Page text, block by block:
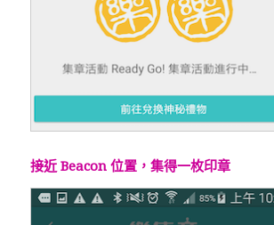
接近 Beacon 位置，集得一枚印章